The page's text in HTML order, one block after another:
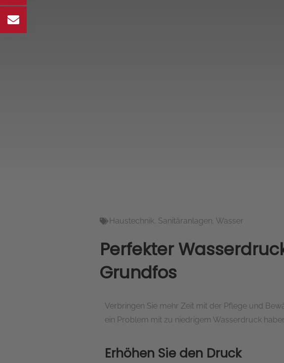
Haustechnik, Sanitäranlagen, Wasser
Perfekter
Grundfos
Verbringen Sie mehr Zeit mit der Pflege und
ein Problem mit zu niedrigem Wasserdruck
Erhöhen Sie den Druck